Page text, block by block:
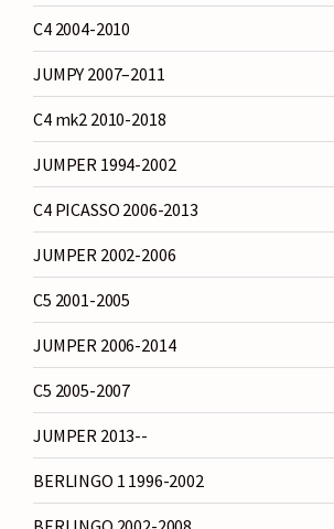
C4 2004-2010
JUMPY 2007–2011
C4 mk2 2010-2018
JUMPER 1994-2002
C4 PICASSO 2006-2013
JUMPER 2002-2006
C5 2001-2005
JUMPER 2006-2014
C5 2005-2007
JUMPER 2013--
BERLINGO 1 1996-2002